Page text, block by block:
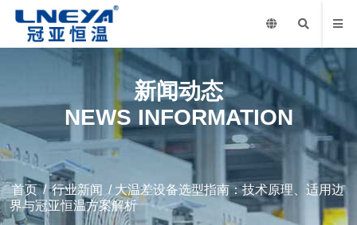
新闻动态
NEWS INFORMATION
首页/行业新闻 / 大温差设备选型指南：技术原理、适用边
界与冠亚恒温方案解析